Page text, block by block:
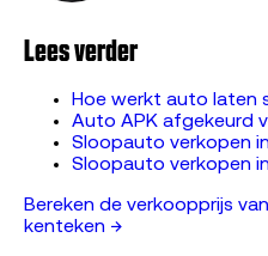
Lees verder
Hoe werkt auto laten
Auto APK afgekeurd
Sloopauto verkopen
Sloopauto verkopen
Bereken de verkoopprijs
kenteken →